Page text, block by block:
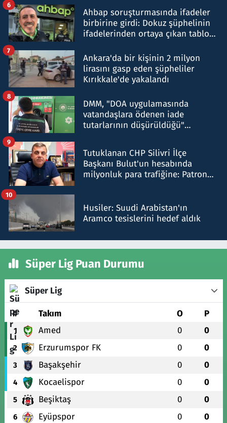
Ahbap soruşturmasında ifadeler
birbirine girdi: Dokuz şüphelinin
ifadelerinden ortaya çıkan tablo
6
Ankara'da bir kişinin 2 milyon
lirasını gasp eden şüpheliler
Kırıkkale'de yakalandı
7
DMM, "DOA uygulamasında
vatandaşlara ödenen iade
tutarlarının düşürüldüğü"
8
Tutuklanan CHP Silivri İlçe
Başkanı Bulut'un hesabında
milyonluk para trafiğine: Patron
9
Husiler: Suudi Arabistan'ın
Aramco tesislerini hedef aldık
10
Süper Lig Puan Durumu
Süper Lig
# Takım O P
1 Amed 0 0
2 Erzurumspor FK 0 0
3 Başakşehir 0 0
4 Kocaelispor 0 0
5 Beşiktaş 0 0
6 Eyüpspor 0 0